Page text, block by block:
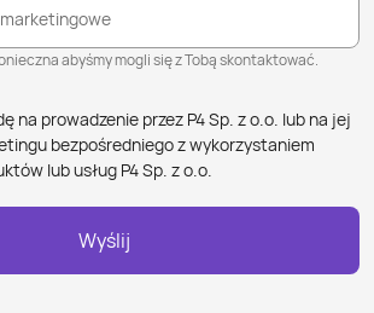
abyśmy mogli się z Tobą skontaktować.
na prowadzenie przez P4 Sp. z o.o. lub na jej
bezpośredniego z wykorzystaniem
lub usług P4 Sp. z o.o.
Wyślij